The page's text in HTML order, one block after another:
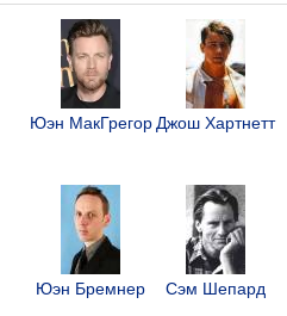
Юэн МакГрегор Джош Хартнетт
Юэн Бремнер Сэм Шепард